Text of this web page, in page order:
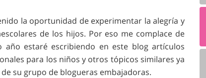
la oportunidad de experimentar la alegría y
de los hijos. Por eso me complace de
estaré escribiendo en este blog artículos
para los niños y otros tópicos similares ya
su grupo de blogueras embajadoras.